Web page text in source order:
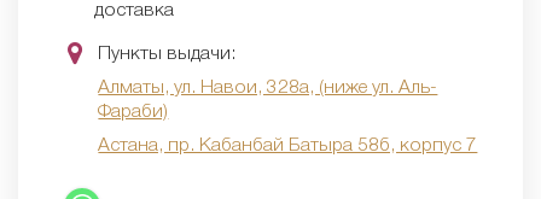
доставка
Пункты выдачи:
Алматы, ул. Навои, 328а, (ниже ул. Аль-
Фараби)
Астана, пр. Кабанбай Батыра 58б, корпус 7